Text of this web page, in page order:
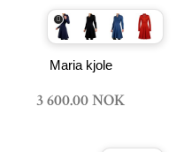
Maria kjole
3 600.00 NOK